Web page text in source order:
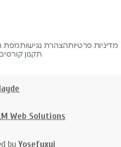
מדיניות פרטיותהצהרת נגישותמפת
תקנון
Web Solutions
by Yosefuxui